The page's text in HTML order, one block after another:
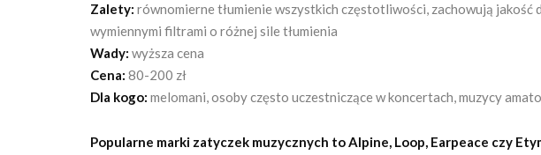
Zalety: równomierne tłumienie wszystkich częstotliwości, zachowują jakość
wymiennymi filtrami o różnej sile tłumienia
Wady: wyższa cena
Cena: 80-200 zł
Dla kogo: melomani, osoby często uczestniczące w koncertach, muzycy
Popularne marki zatyczek muzycznych to Alpine, Loop, Earpeace czy